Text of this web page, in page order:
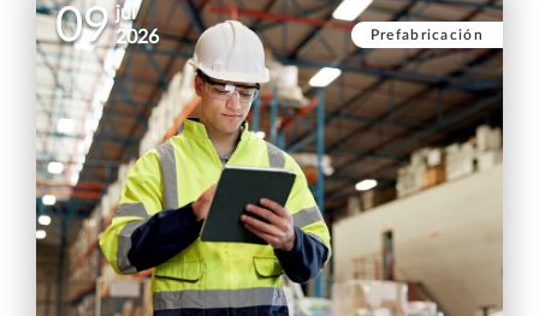
09 jul
2026
Prefabricación